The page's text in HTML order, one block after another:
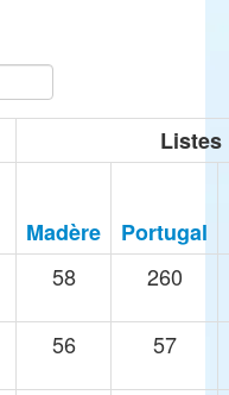
Listes
Madère Portugal
58 260
56 57